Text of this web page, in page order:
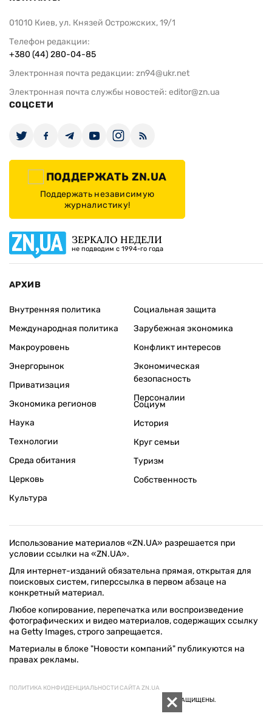
01010 Киев, ул. Князей Острожских, 19/1
Телефон редакции:
+380 (44) 280-04-85
Электронная почта редакции: zn94@ukr.net
Электронная почта службы новостей: editor@zn.ua
СОЦСЕТИ
ПОДДЕРЖАТЬ ZN.UA
Поддержать независимую
журналистику!
ЗЕРКАЛО НЕДЕЛИ
не подводим с 1994-го года
АРХИВ
Внутренняя политика
Международная политика
Макроуровень
Энергорынок
Приватизация
Экономика регионов
Социальная защита
Зарубежная экономика
Конфликт интересов
Экономическая
безопасность
Персоналии
Наука
Технологии
Среда обитания
Церковь
Культура
Социум
История
Круг семьи
Туризм
Собственность
Использование материалов «ZN.UA» разрешается при
условии ссылки на «ZN.UA».
Для интернет-изданий обязательна прямая, открытая для
поисковых систем, гиперссылка в первом абзаце на
конкретный материал.
Любое копирование, перепечатка или воспроизведение
фотографических и видео материалов, содержащих ссылку
на Getty Images, строго запрещается.
Материалы в блоке "Новости компаний" публикуются на
правах рекламы.
ПОЛИТИКА КОНФИДЕНЦИАЛЬНОСТИ САЙТА ZN.UA
© 1994–2026 «ЗЕРКАЛО НЕДЕЛИ. УКРАИНА». ВСЕ ПРАВА ЗАЩИЩЕНЫ.